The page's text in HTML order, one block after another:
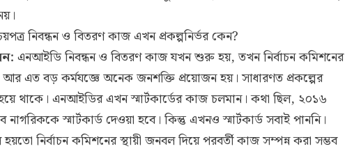
নিবন্ধন ও বিতরণ কাজ এখন প্রকল্পনির্ভর কেন?
এনআইডি নিবন্ধন ও বিতরণ কাজ যখন শুরু হয়, তখন নির্বাচন কমিশনের
এত বড় কর্মযজ্ঞে অনেক জনশক্তি প্রয়োজন হয়। সাধারণত প্রকল্পের
থাকে। এনআইডির এখন স্মার্টকার্ডের কাজ চলমান। কথা ছিল, ২০১৬
স্মার্টকার্ড দেওয়া হবে। কিন্তু এখনও স্মার্টকার্ড সবাই পাননি।
নির্বাচন কমিশনের স্থায়ী জনবল দিয়ে পরবর্তী কাজ সম্পন্ন করা সম্ভব